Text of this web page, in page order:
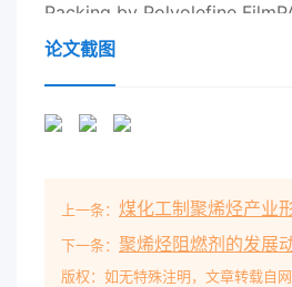
Packing by Polyolefine
hong2
and Technology Research
3" (Xiaozhan paddy),
storage of milled rice with
atmospherepacking by
论文截图
上一条： 煤化工制聚烯烃产业
下一条： 聚烯烃阻燃剂的发展
版权：如无特殊注明，文章转载自